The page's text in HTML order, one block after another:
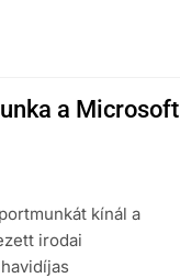
a Microsoft
kínál a
irodai